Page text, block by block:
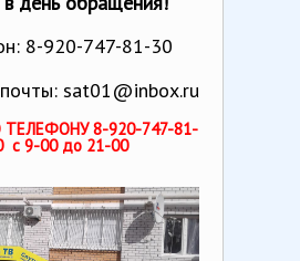
8-920-747-81-30
sat01@inbox.ru
8-920-747-81-
с 9-00 до 21-00